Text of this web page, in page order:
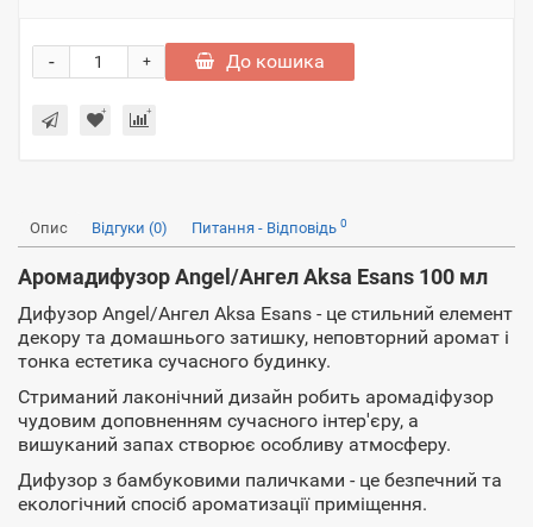
+
- До кошика
Опис Відгуки (0) Питання - Відповідь 0
Аромадифузор Angel/Ангел Aksa Esans 100 мл
Дифузор Angel/Ангел Aksa Esans - це стильний елемент
декору та домашнього затишку, неповторний аромат і
тонка естетика сучасного будинку.
Стриманий лаконічний дизайн робить аромадіфузор
чудовим доповненням сучасного інтер'єру, а
вишуканий запах створює особливу атмосферу.
Дифузор з бамбуковими паличками - це безпечний та
екологічний спосіб ароматизації приміщення.